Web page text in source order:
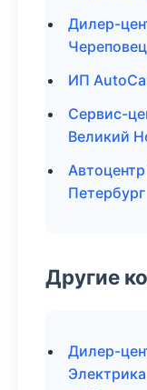
Дилер-
Череповец
ИП
Сервис-
Великий
Петербург
Другие
Дилер-